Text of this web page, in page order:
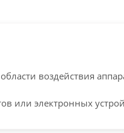
воздействия
или электронных